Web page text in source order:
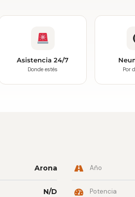
Asistencia 24/7
Donde estés Por
Arona Año
N/D Potencia